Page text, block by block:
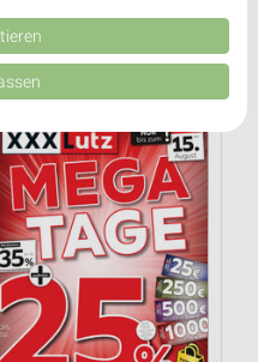
bis Fr. 14.08.
Quellen. Entwicklung und
reduzierter Daten zur Auswahl
Union weitergegeben und in die
Auswahl von